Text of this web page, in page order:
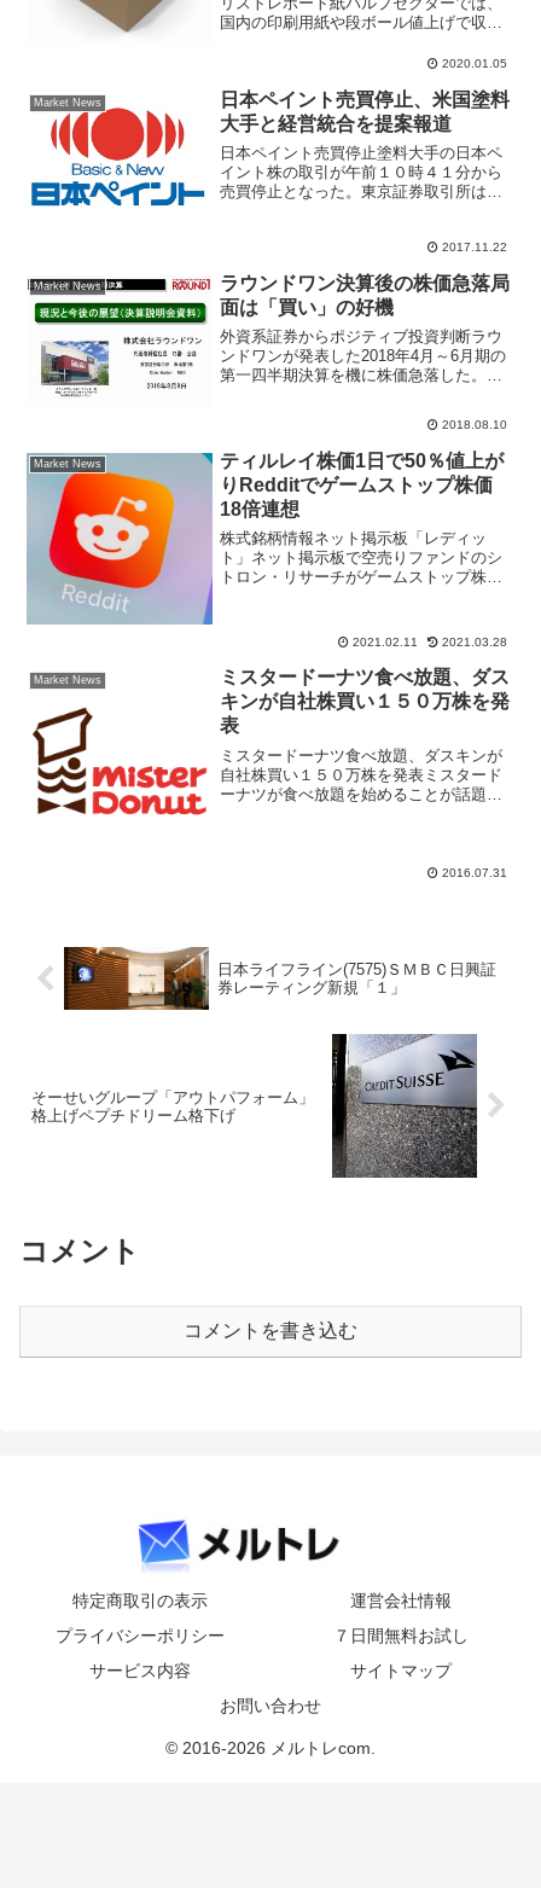
国内の印刷用紙や段ボール値上げで収益
増益率は鈍化すると予想。パルプ価格は
て、段ボールのマー...
2020.01.05
Market News
日本ペイント売買停止、米国塗料
大手と経営統合を提案報道
日本ペイント売買停止塗料大手の日本ペ
イント株の取引が午前１０時４１分から
売買停止となった。東京証券取引所は、
停止措置を発表した。日本ペイント株価
は前日比１６５円安の３５...
2017.11.22
Market News
ラウンドワン決算後の株価急落局
面は「買い」の好機
外資系証券からポジティブ投資判断ラウ
ンドワンが発表した2018年4月～6月期の
第一四半期決算を機に株価急落した。株
様。しかし一部では急落後は買いタイミ
ングとして注目...
2018.08.10
Market News
ティルレイ株価1日で50％値上が
りRedditでゲームストップ株価
18倍連想
株式銘柄情報ネット掲示板「レディッ
ト」ネット掲示板で空売りファンドのシ
トロン・リサーチがゲームストップ株価
げて踏み上げ相場に発展させたことが世
2021.02.11 2021.03.28
Market News
ミスタードーナツ食べ放題、ダス
キンが自社株買い１５０万株を発
表
ミスタードーナツ食べ放題、ダスキンが
自社株買い１５０万株を発表ミスタード
ーナツが食べ放題を始めることが話題に
2016.07.31
日本ライフライン(7575)ＳＭＢＣ日興証
券レーティング新規「１」
そーせいグループ「アウトパフォーム」
格上げペプチドリーム格下げ
コメント
コメントを書き込む
特定商取引の表示
運営会社情報
プライバシーポリシー
７日間無料お試し
サービス内容
サイトマップ
お問い合わせ
© 2016-2026 メルトレcom.